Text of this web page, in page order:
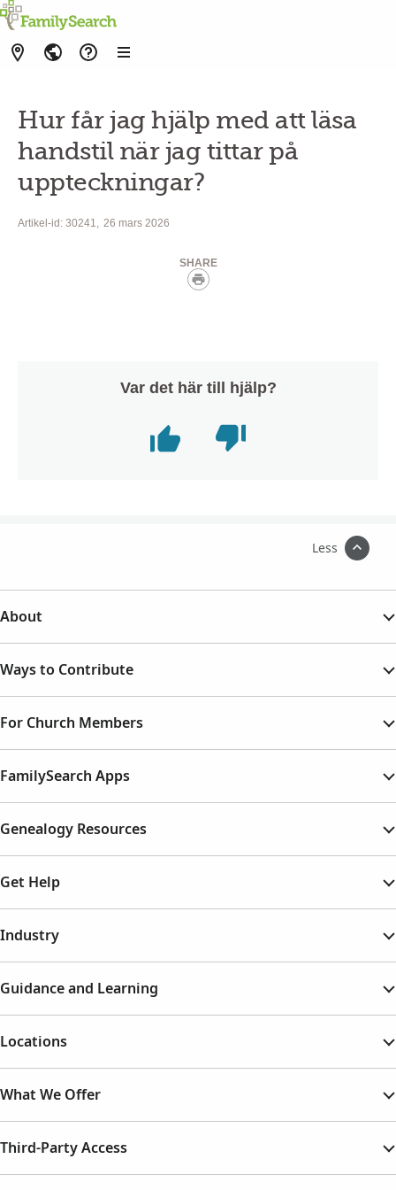
Hur får jag hjälp med att läsa
handstil när jag tittar på
uppteckningar?
Artikel-id: 30241 26 mars 2026
SHARE
linkText
Var det här till hjälp?